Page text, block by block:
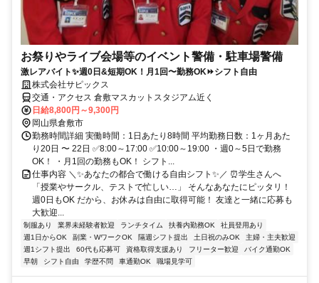
お祭りやライブ会場等のイベント警備・駐車場警備
激レアバイト✨週0日&短期OK！月1回〜勤務OK⏩シフト自由
株式会社サピックス
交通・アクセス 倉敷マスカットスタジアム近く
日給8,800円～9,300円
岡山県倉敷市
勤務時間詳細 実働時間：1日あたり8時間 平均勤務日数：1ヶ月あた
り20日 〜 22日 ✅8:00～17:00 ✅10:00～19:00 ・週0～5日で勤務
OK！ ・月1回の勤務もOK！ シフト...
仕事内容 ＼✨あなたの都合で働ける自由シフト✨／ ⏰学生さんへ
「授業やサークル、テストで忙しい…」 そんなあなたにピッタリ！
週0日もOK だから、お休みは自由に取得可能！ 友達と一緒に応募も
大歓迎...
制服あり 業界未経験者歓迎 ランチタイム 扶養内勤務OK
社員登用あり
週1日からOK
副業・WワークOK 隔週シフト提出 土日祝のみOK
主婦・主夫歓迎
週1シフト提出
60代も応募可 資格取得支援あり フリーター歓迎
バイク通勤OK
早朝
シフト自由 学歴不問 車通勤OK 職場見学可